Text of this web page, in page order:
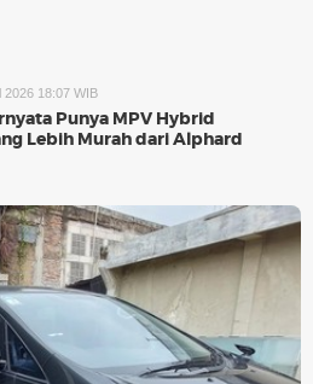
2026 18:07 WIB
Punya MPV Hybrid
Lebih Murah dari Alphard